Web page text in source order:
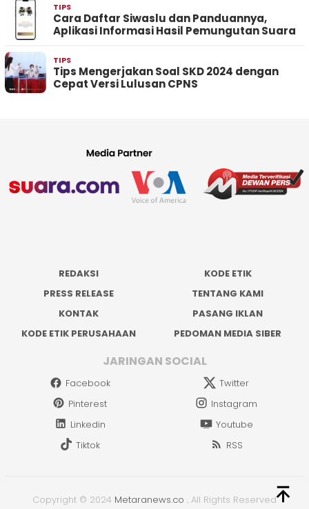
TIPS
Cara Daftar Siwaslu dan Panduannya,
Aplikasi Informasi Hasil Pemungutan Suara
TIPS
Tips Mengerjakan Soal SKD 2024 dengan
Cepat Versi Lulusan CPNS
REDAKSI
KODE ETIK
PRESS RELEASE
TENTANG KAMI
KONTAK
PASANG IKLAN
KODE ETIK PERUSAHAAN
PEDOMAN MEDIA SIBER
JARINGAN SOCIAL
Facebook
Twitter
Pinterest
Instagram
Linkedin
Youtube
Tiktok
RSS
Copyright © 2024 Metaranews.co . All Rights Reserved